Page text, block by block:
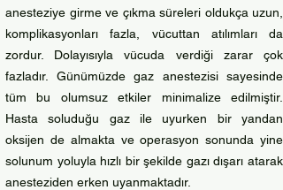
anesteziye girme ve çıkma süreleri oldukça uzun,
komplikasyonları fazla, vücuttan atılımları da
zordur. Dolayısıyla vücuda verdiği zarar çok
fazladır. Günümüzde gaz anestezisi sayesinde
tüm bu olumsuz etkiler minimalize edilmiştir.
Hasta soluduğu gaz ile uyurken bir yandan
oksijen de almakta ve operasyon sonunda yine
solunum yoluyla hızlı bir şekilde gazı dışarı atarak
anesteziden erken uyanmaktadır.